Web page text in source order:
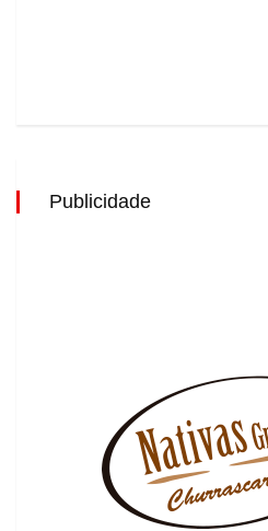
Publicidade